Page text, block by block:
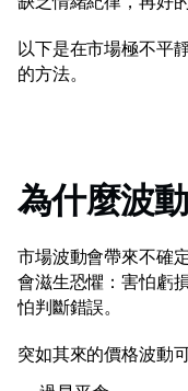
公司
關於我們
隱私權政策
聯絡我們
法律文件
職涯
以下是在市場極不平
的方法。
為什麼波
市場波動會帶來不確
會滋生恐懼：害怕虧
怕判斷錯誤。
突如其來的價格波動